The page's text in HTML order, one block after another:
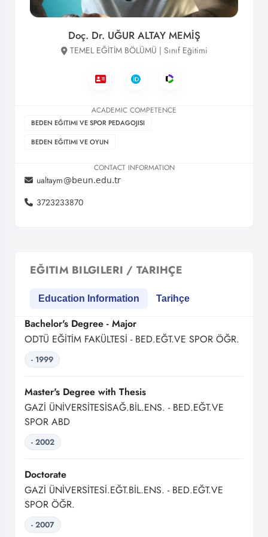
Doç. Dr. UĞUR ALTAY MEMİŞ
TEMEL EĞİTİM BÖLÜMÜ | Sınıf Eğitimi
ACADEMIC COMPETENCE
BEDEN EĞITIMI VE SPOR PEDAGOJISI
BEDEN EĞITIMI VE OYUN
CONTACT INFORMATION
ualtaym
3723233870
EĞITIM BILGILERI / TARIHÇE
Education Information Tarihçe
Bachelor's Degree - Major
ODTÜ EĞİTİM FAKÜLTESİ - BED.EĞT.VE SPOR ÖĞR.
- 1999
Master's Degree with Thesis
GAZİ ÜNİVERSİTESİSAĞ.BİL.ENS. - BED.EĞT.VE
SPOR ABD
- 2002
Doctorate
GAZİ ÜNİVERSİTESİ.EĞT.BİL.ENS. - BED.EĞT.VE
SPOR ÖĞR.
- 2007